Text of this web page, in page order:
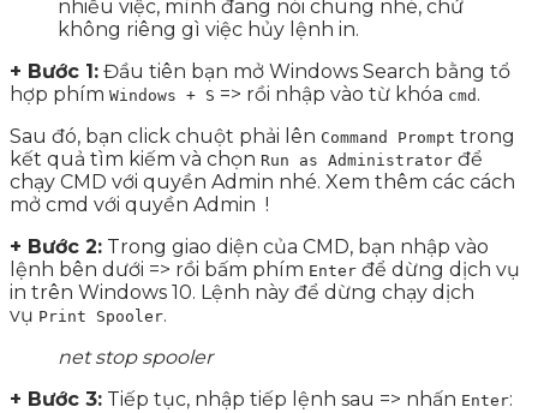
nhiều việc, mình đang nói chung nhé, chứ
không riêng gì việc hủy lệnh in.
+ Bước 1: Đầu tiên bạn mở Windows Search bằng tổ
hợp phím Windows + S => rồi nhập vào từ khóa cmd .
Sau đó, bạn click chuột phải lên Command Prompt trong
kết quả tìm kiếm và chọn Run as Administrator để
chạy CMD với quyền Admin nhé. Xem thêm các cách
mở cmd với quyền Admin !
+ Bước 2: Trong giao diện của CMD, bạn nhập vào
lệnh bên dưới => rồi bấm phím Enter để dừng dịch vụ
in trên Windows 10. Lệnh này để dừng chạy dịch
vụ Print Spooler.
net stop spooler
+ Bước 3: Tiếp tục, nhập tiếp lệnh sau => nhấn Enter: